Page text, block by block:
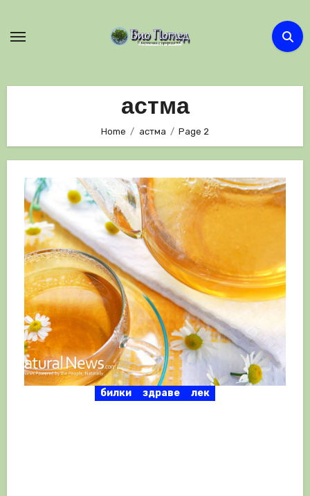
астма
Home астма Page 2
билки здраве лек